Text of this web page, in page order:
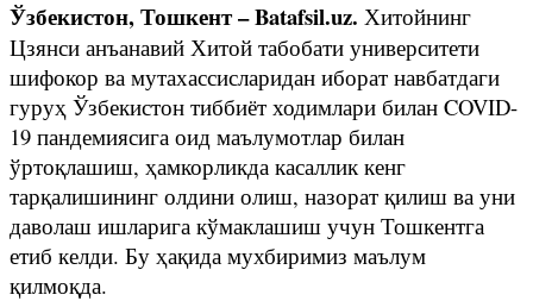
Ўзбекистон, Тошкент – Batafsil.uz. Хитойнинг
Цзянси анъанавий Хитой табобати университети
шифокор ва мутахассисларидан иборат навбатдаги
гуруҳ Ўзбекистон тиббиёт ходимлари билан COVID-
19 пандемиясига оид маълумотлар билан
ўртоқлашиш, ҳамкорликда касаллик кенг
тарқалишининг олдини олиш, назорат қилиш ва уни
даволаш ишларига кўмаклашиш учун Тошкентга
етиб келди. Бу ҳақида мухбиримиз маълум
қилмоқда.